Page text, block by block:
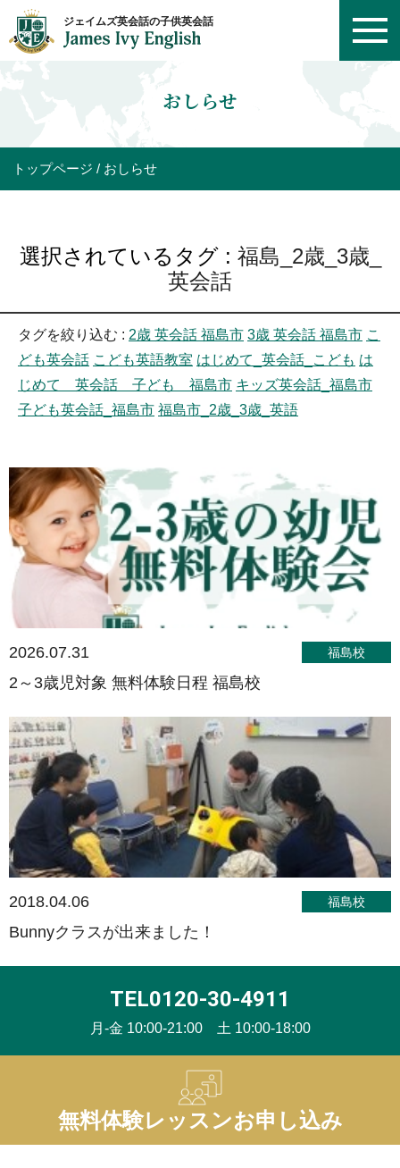
おしらせ
トップページ おしらせ
選択されているタグ : 福島_2歳_3歳_
英会話
タグを絞り込む : 2歳 英会話 福島市 3歳 英会話 福島市 こ
ども英会話 こども英語教室 はじめて_英会話_こども は
じめて 英会話 子ども 福島市 キッズ英会話_福島市
子ども英会話_福島市 福島市_2歳_3歳_英語
2026.07.31 福島校
2～3歳児対象 無料体験日程 福島校
2018.04.06 福島校
Bunnyクラスが出来ました！
TEL0120-30-4911
月-金 10:00-21:00 土 10:00-18:00
無料体験レッスンお申し込み